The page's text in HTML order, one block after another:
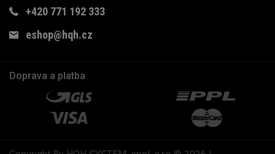
+420 771 192 333
eshop@hqh.cz
Doprava a platba